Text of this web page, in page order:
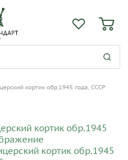
кортик обр.1945 года, СССР